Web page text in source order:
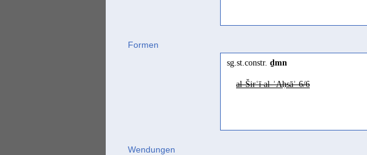
Formen
sg.st.constr. ḏmn
al-Širʿī al-ʾAḥsāʾ 6/6
Wendungen